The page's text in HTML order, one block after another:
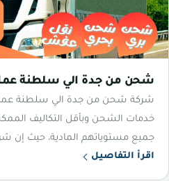
شحن من جدة الي سلطنة
شركة شحن من جدة الي سلطنة
خدمات الشحن وبأقل التكاليف
جميع مستوياتهم المادية، حيث إن
اقرأ التفاصيل